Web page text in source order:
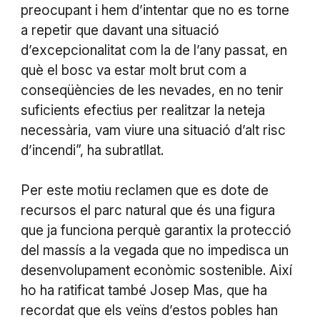
preocupant i hem d’intentar que no es torne
a repetir que davant una situació
d’excepcionalitat com la de l’any passat, en
què el bosc va estar molt brut com a
conseqüències de les nevades, en no tenir
suficients efectius per realitzar la neteja
necessària, vam viure una situació d’alt risc
d’incendi”, ha subratllat.
Per este motiu reclamen que es dote de
recursos el parc natural que és una figura
que ja funciona perquè garantix la protecció
del massís a la vegada que no impedisca un
desenvolupament econòmic sostenible. Així
ho ha ratificat també Josep Mas, que ha
recordat que els veïns d’estos pobles han